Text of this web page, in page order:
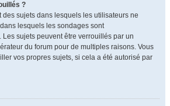
?
des sujets dans lesquels les utilisateurs ne
lesquels les sondages sont
sujets peuvent être verrouillés par un
du forum pour de multiples raisons. Vous
vos propres sujets, si cela a été autorisé par